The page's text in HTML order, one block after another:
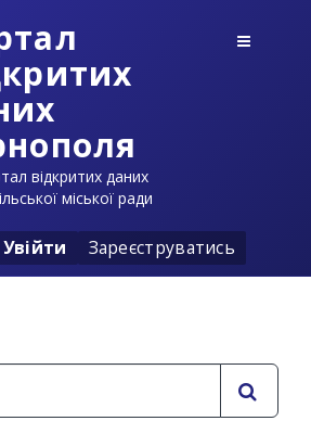
відкритих даних
міської ради
Увійти Зареєструватись